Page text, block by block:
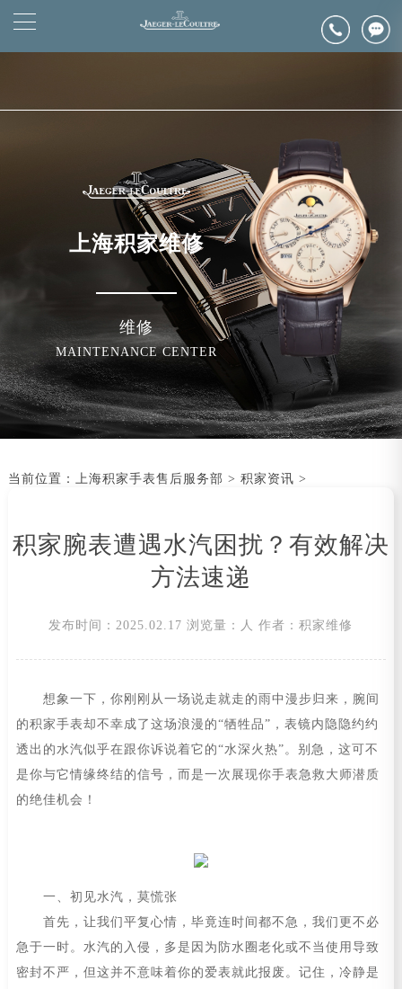
官网公告>
▲
▼
2026年6月上海市浪琴官方售后客户服务热线：400-992-0312
2026年6月浪琴售后服务中心最新网点地址：
节假日正常营业！
上海积家维修
维修
MAINTENANCE CENTER
当前位置： 上海积家手表售后服务部 > 积家资讯 >
积家腕表遭遇水汽困扰？有效解决
方法速递
发布时间：2025.02.17 浏览量： 人 作者：积家维修
想象一下，你刚刚从一场说走就走的雨中漫步归来，腕间
的积家手表却不幸成了这场浪漫的“牺牲品”，表镜内隐隐约约
透出的水汽似乎在跟你诉说着它的“水深火热”。别急，这可不
是你与它情缘终结的信号，而是一次展现你手表急救大师潜质
的绝佳机会！
一、初见水汽，莫慌张
首先，让我们平复心情，毕竟连时间都不急，我们更不必
急于一时。水汽的入侵，多是因为防水圈老化或不当使用导致
密封不严，但这并不意味着你的爱表就此报废。记住，冷静是